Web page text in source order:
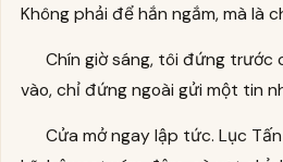
Không phải để hắn ngắm, mà là
Chín giờ sáng, tôi đứng trước
vào, chỉ đứng ngoài gửi một tin
Cửa mở ngay lập tức. Lục